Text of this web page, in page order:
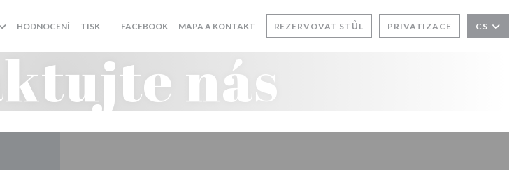
HODNOCENÍ TISK
((OTEVŘE SE V NOVÉM OKNĚ))
FACEBOOK((OTEVŘE SE V NOVÉM OKNĚ))
MAPA A KONTAKT REZERVOVAT STŮL PRIVATIZACE CS
nás